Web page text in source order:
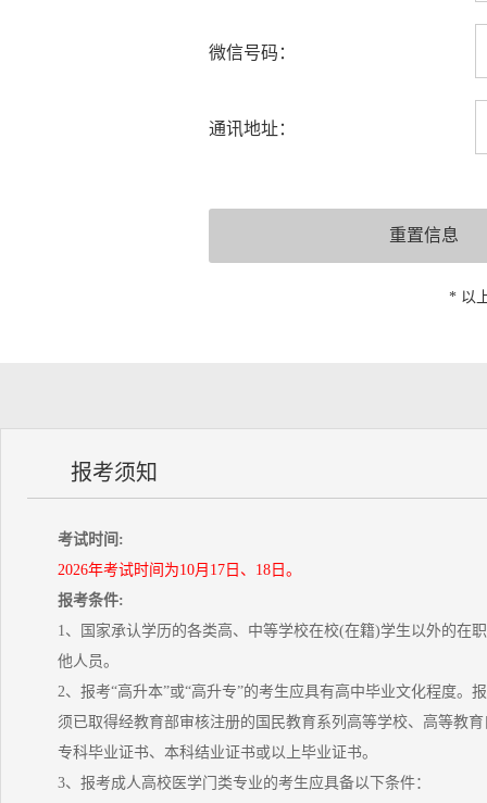
微信号码：
通讯地址：
* 以
报考须知
考试时间:
2026年考试时间为10月17日、18日。
报考条件:
1、国家承认学历的各类高、中等学校在校(在籍)学生以外的在
他人员。
2、报考“高升本”或“高升专”的考生应具有高中毕业文化程度。
须已取得经教育部审核注册的国民教育系列高等学校、高等教
专科毕业证书、本科结业证书或以上毕业证书。
3、报考成人高校医学门类专业的考生应具备以下条件：